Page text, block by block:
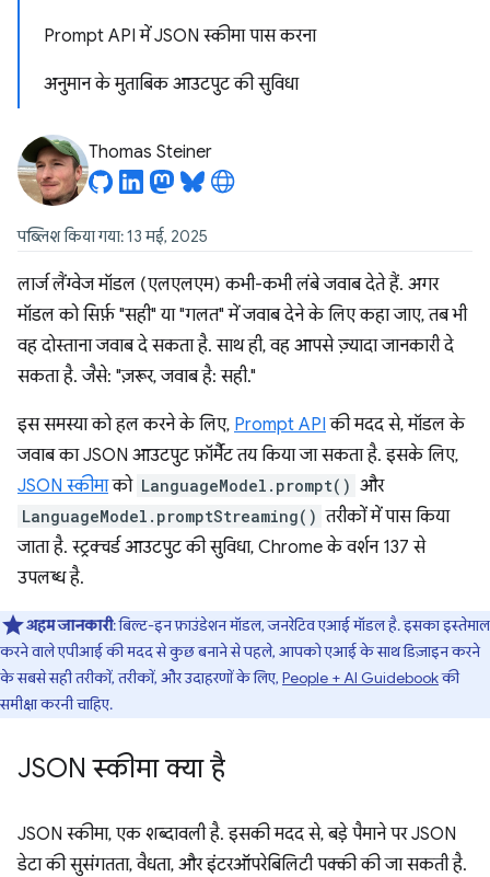
Prompt API में JSON स्कीमा पास करना
अनुमान के मुताबिक आउटपुट की सुविधा
Thomas Steiner
पब्लिश किया गया: 13 मई, 2025
लार्ज लैंग्वेज मॉडल (एलएलएम) कभी-कभी लंबे जवाब देते हैं. अगर
मॉडल को सिर्फ़ "सही" या "गलत" में जवाब देने के लिए कहा जाए, तब भी
वह दोस्ताना जवाब दे सकता है. साथ ही, वह आपसे ज़्यादा जानकारी दे
सकता है. जैसे: "ज़रूर, जवाब है: सही."
इस समस्या को हल करने के लिए, Prompt API की मदद से, मॉडल के
जवाब का JSON आउटपुट फ़ॉर्मैट तय किया जा सकता है. इसके लिए,
JSON स्कीमाको LanguageModel.prompt() और
LanguageModel.promptStreaming() तरीकों में पास किया
जाता है. स्ट्रक्चर्ड आउटपुट की सुविधा, Chrome के वर्शन 137 से
उपलब्ध है.
अहम जानकारी: बिल्ट-इन फ़ाउंडेशन मॉडल, जनरेटिव एआई मॉडल है. इसका इस्तेमाल
करने वाले एपीआई की मदद से कुछ बनाने से पहले, आपको एआई के साथ डिज़ाइन करने
के सबसे सही तरीकों, तरीकों, और उदाहरणों के लिए, People + AI Guidebookकी
समीक्षा करनी चाहिए.
JSON स्कीमा क्या है
JSON स्कीमा, एक शब्दावली है. इसकी मदद से, बड़े पैमाने पर JSON
डेटा की सुसंगतता, वैधता, और इंटरऑपरेबिलिटी पक्की की जा सकती है.